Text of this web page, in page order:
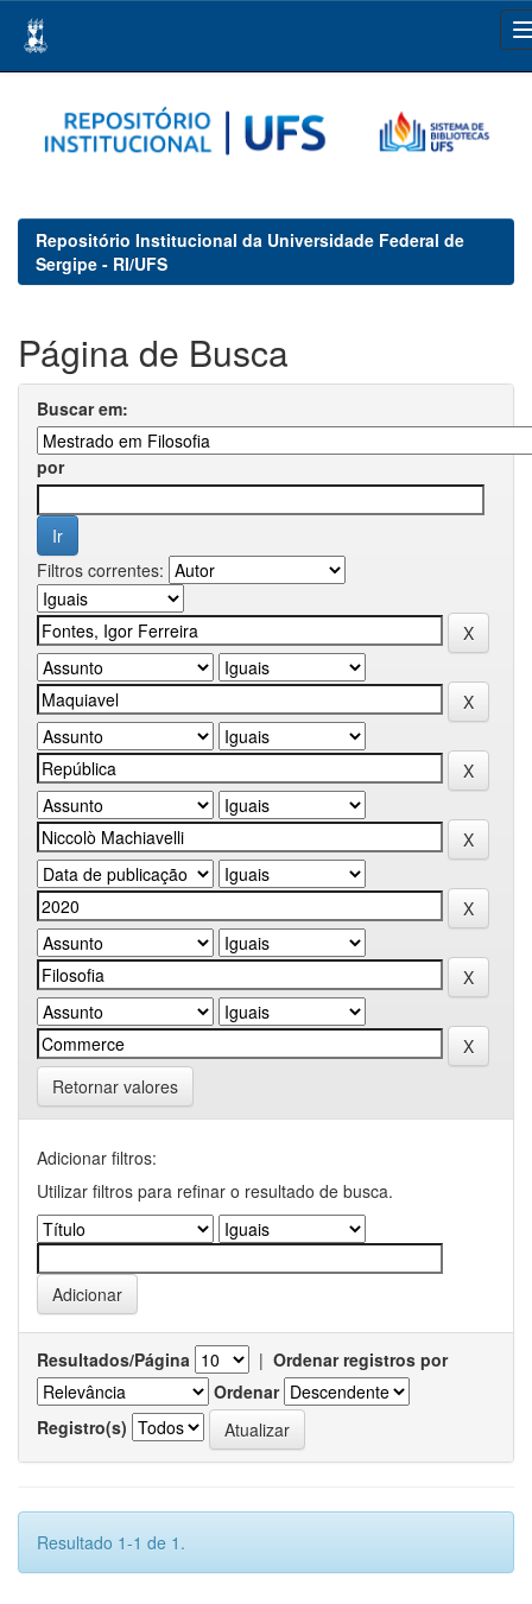
navigation
Repositório Institucional da Universidade Federal de
Sergipe - RI/UFS
Página de Busca
Buscar em:
por
Filtros correntes:
Retornar valores
Adicionar filtros:
Utilizar filtros para refinar o resultado de busca.
Resultados/Página | Ordenar registros por
Ordenar
Registro(s)
Resultado 1-1 de 1.